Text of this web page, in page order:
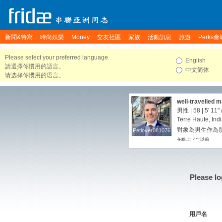
新聞&特寫 時尚娛樂 Money 交友社區 家族 活動訊息 旅遊 Perks會
Please select your preferred language.
請選擇你慣用的語言。
请选择你惯用的语言。
English
中文简体
Petlover081076
Petlover081076
well-travelled
男性 | 58 | 5' 11"
Terre Haute,
對象為男生作為
在線上: 4年以前
Please
用戶名